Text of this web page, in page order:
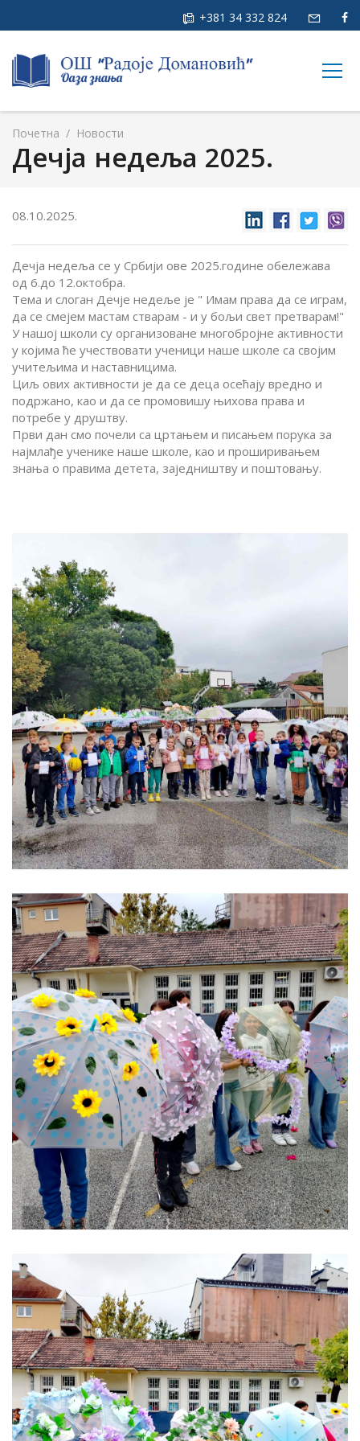
+381 34 332 824
Почетна / Новости
Дечја недеља 2025.
08.10.2025.
Дечја недеља се у Србији ове 2025.године обележава
од 6.до 12.октобра.
Тема и слоган Дечје недеље је " Имам права да се играм,
да се смејем мастам стварам - и у бољи свет претварам!"
У нашој школи су организоване многобројне активности
у којима ће учествовати ученици наше школе са својим
учитељима и наставницима.
Циљ ових активности је да се деца осећају вредно и
подржано, као и да се промовишу њихова права и
потребе у друштву.
Први дан смо почели са цртањем и писањем порука за
најмлађе ученике наше школе, као и проширивањем
знања о правима детета, заједништву и поштовању.